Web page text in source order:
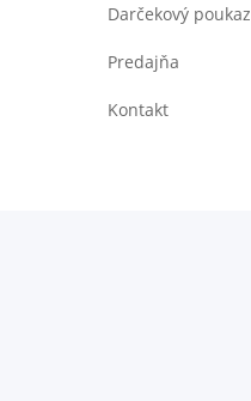
Darčekový poukaz
Predajňa
Kontakt